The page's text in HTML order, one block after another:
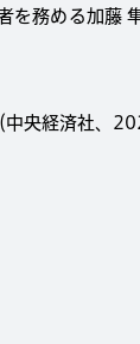
務める加藤
央経済社、